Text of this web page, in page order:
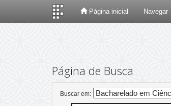
Página inicial Navegar
Página de Busca
Buscar em: